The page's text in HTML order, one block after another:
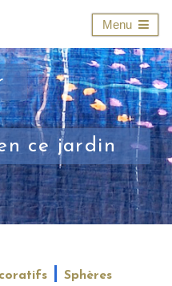
Menu
ce jardin
Sphères